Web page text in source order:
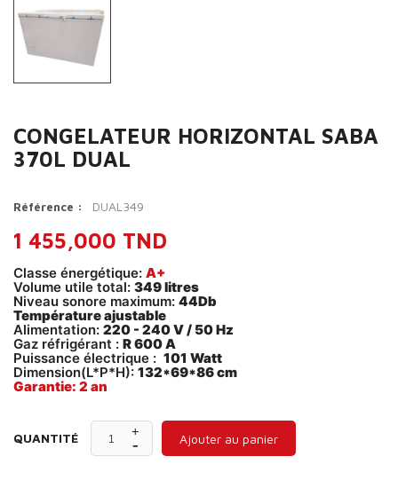
CONGELATEUR HORIZONTAL SABA
370L DUAL
Référence : DUAL349
1 455,000 TND
Classe énergétique: A+
Volume utile total: 349 litres
Niveau sonore maximum: 44Db
Température ajustable
Alimentation: 220 - 240 V / 50 Hz
Gaz réfrigérant : R 600 A
Puissance électrique : 101 Watt
Dimension(L*P*H): 132*69*86 cm
Garantie: 2 an
QUANTITÉ Ajouter au panier